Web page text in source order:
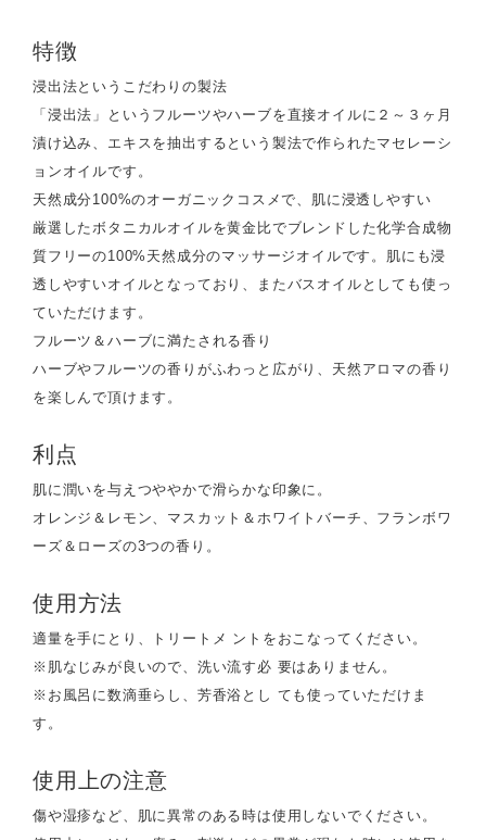
特徴
浸出法というこだわりの製法
「浸出法」というフルーツやハーブを直接オイルに２～３ヶ月
漬け込み、エキスを抽出するという製法で作られたマセレーシ
ョンオイルです。
天然成分100%のオーガニックコスメで、肌に浸透しやすい
厳選したボタニカルオイルを黄金比でブレンドした化学合成物
質フリーの100%天然成分のマッサージオイルです。肌にも浸
透しやすいオイルとなっており、またバスオイルとしても使っ
ていただけます。
フルーツ＆ハーブに満たされる香り
ハーブやフルーツの香りがふわっと広がり、天然アロマの香り
を楽しんで頂けます。
利点
肌に潤いを与えつややかで滑らかな印象に。
オレンジ＆レモン、マスカット＆ホワイトバーチ、フランボワ
ーズ＆ローズの3つの香り。
使用方法
適量を手にとり、トリートメ ントをおこなってください。
※肌なじみが良いので、洗い流す必 要はありません。
※お風呂に数滴垂らし、芳香浴とし ても使っていただけま
す。
使用上の注意
傷や湿疹など、肌に異常のある時は使用しないでください。